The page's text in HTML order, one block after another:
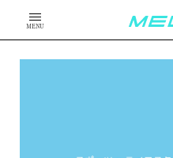
MENU